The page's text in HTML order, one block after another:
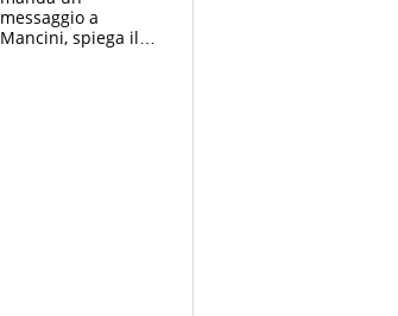
messaggio a
Mancini, spiega il